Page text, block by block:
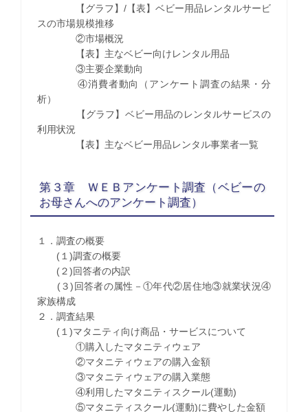
【グラフ】/【表】ベビー用品レンタルサービ
スの市場規模推移
②市場概況
【表】主なベビー向けレンタル用品
③主要企業動向
④消費者動向（アンケート調査の結果・分
析）
【グラフ】ベビー用品のレンタルサービスの
利用状況
【表】主なベビー用品レンタル事業者一覧
第３章 ＷＥＢアンケート調査（ベビーの
お母さんへのアンケート調査）
１．調査の概要
(１)調査の概要
(２)回答者の内訳
(３)回答者の属性－①年代②居住地③就業状況④
家族構成
２．調査結果
(１)マタニティ向け商品・サービスについて
①購入したマタニティウェア
②マタニティウェアの購入金額
③マタニティウェアの購入業態
④利用したマタニティスクール(運動)
⑤マタニティスクール(運動)に費やした金額